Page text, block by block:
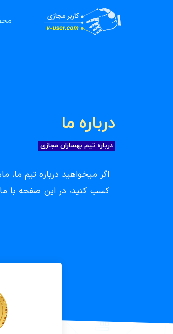
درباره ما
درباره تیم بهسازان مجازی
اگر میخواهید درباره تیم
کسب کنید، در این صفحه با